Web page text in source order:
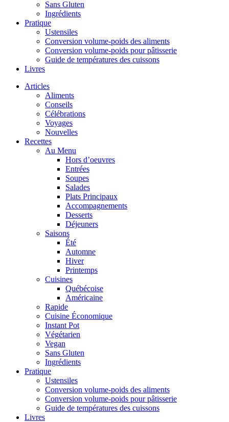
Sans Gluten
Ingrédients
Pratique
Ustensiles
Conversion volume-poids des aliments
Conversion volume-poids pour pâtisserie
Guide de températures des cuissons
Livres
Articles
Aliments
Conseils
Célébrations
Voyages
Nouvelles
Recettes
Au Menu
Hors d’oeuvres
Entrées
Soupes
Salades
Plats Principaux
Accompagnements
Desserts
Déjeuners
Saisons
Été
Automne
Hiver
Printemps
Cuisines
Québécoise
Américaine
Rapide
Cuisine Économique
Instant Pot
Végétarien
Vegan
Sans Gluten
Ingrédients
Pratique
Ustensiles
Conversion volume-poids des aliments
Conversion volume-poids pour pâtisserie
Guide de températures des cuissons
Livres